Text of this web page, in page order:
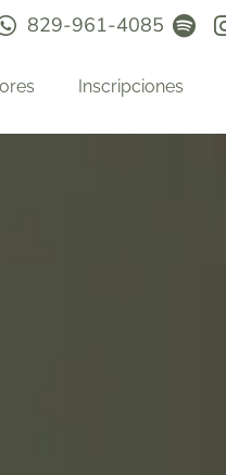
829-961-4085
Inscripciones